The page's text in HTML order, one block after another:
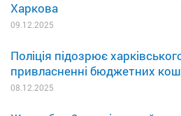
Харкова
09.12.2025
Поліція підозрює
привласненні бюджетних
08.12.2025